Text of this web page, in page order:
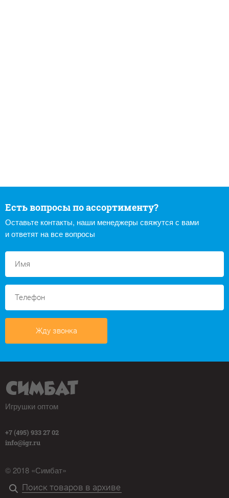
Есть вопросы по ассортименту?
Оставьте контакты, наши менеджеры свяжутся с вами
и ответят на все вопросы
Жду звонка
Игрушки оптом
+7 (495) 933 27 02
info@igr.ru
© 2018 «Симбат»